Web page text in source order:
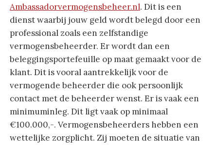
Ambassadorvermogensbeheer.nl. Dit is een
dienst waarbij jouw geld wordt belegd door een
professional zoals een zelfstandige
vermogensbeheerder. Er wordt dan een
beleggingsportefeuille op maat gemaakt voor de
klant. Dit is vooral aantrekkelijk voor de
vermogende beheerder die ook persoonlijk
contact met de beheerder wenst. Er is vaak een
minimuminleg. Dit ligt vaak op minimaal
€100.000,-. Vermogensbeheerders hebben een
wettelijke zorgplicht. Zij moeten de situatie van